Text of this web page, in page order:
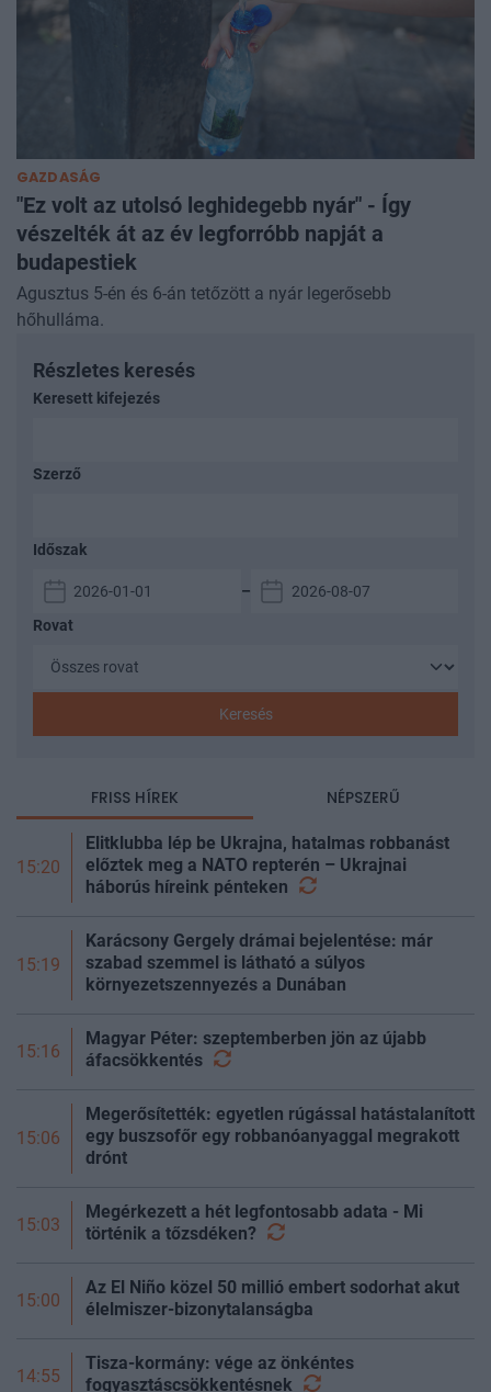
GAZDASÁG
"Ez volt az utolsó leghidegebb nyár" - Így
vészelték át az év legforróbb napját a
budapestiek
Agusztus 5-én és 6-án tetőzött a nyár legerősebb
hőhulláma.
Részletes keresés
Keresett kifejezés
Szerző
Időszak
–
Rovat
Keresés
FRISS HÍREK NÉPSZERŰ
15:20
Elitklubba lép be Ukrajna, hatalmas robbanást
előztek meg a NATO repterén – Ukrajnai
háborús híreink pénteken
15:19
Karácsony Gergely drámai bejelentése: már
szabad szemmel is látható a súlyos
környezetszennyezés a Dunában
15:16
Magyar Péter: szeptemberben jön az újabb
áfacsökkentés
15:06
Megerősítették: egyetlen rúgással hatástalanított
egy buszsofőr egy robbanóanyaggal megrakott
drónt
15:03
Megérkezett a hét legfontosabb adata - Mi
történik a tőzsdéken?
15:00
Az El Niño közel 50 millió embert sodorhat akut
élelmiszer-bizonytalanságba
14:55
Tisza-kormány: vége az önkéntes
fogyasztáscsökkentésnek